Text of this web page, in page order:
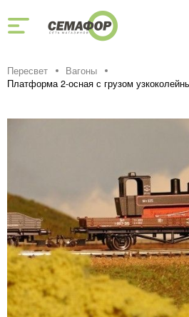
Пересвет
Вагоны
Платформа 2-осная с грузом